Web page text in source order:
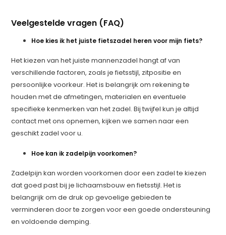
Veelgestelde vragen (FAQ)
Hoe kies ik het juiste fietszadel heren voor mijn fiets?
Het kiezen van het juiste mannenzadel hangt af van
verschillende factoren, zoals je fietsstijl, zitpositie en
persoonlijke voorkeur. Het is belangrijk om rekening te
houden met de afmetingen, materialen en eventuele
specifieke kenmerken van het zadel. Bij twijfel kun je altijd
contact met ons opnemen, kijken we samen naar een
geschikt zadel voor u.
Hoe kan ik zadelpijn voorkomen?
Zadelpijn kan worden voorkomen door een zadel te kiezen
dat goed past bij je lichaamsbouw en fietsstijl. Het is
belangrijk om de druk op gevoelige gebieden te
verminderen door te zorgen voor een goede ondersteuning
en voldoende demping.